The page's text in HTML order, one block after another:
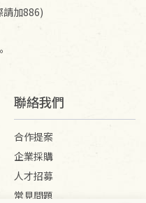
請加886)
聯絡我們
合作提案
企業採購
人才招募
常見問題